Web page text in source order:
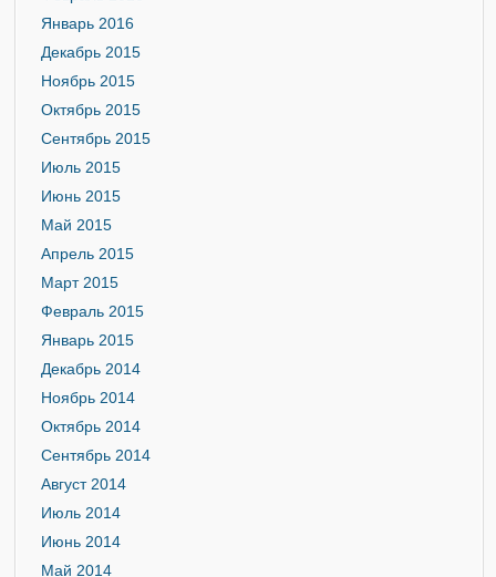
Январь 2016
Декабрь 2015
Ноябрь 2015
Октябрь 2015
Сентябрь 2015
Июль 2015
Июнь 2015
Май 2015
Апрель 2015
Март 2015
Февраль 2015
Январь 2015
Декабрь 2014
Ноябрь 2014
Октябрь 2014
Сентябрь 2014
Август 2014
Июль 2014
Июнь 2014
Май 2014